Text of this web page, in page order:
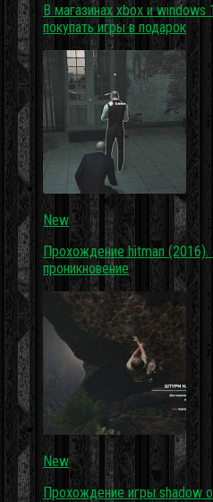
В магазинах xbox и
покупать игры в подарок
New
Прохождение hitman (2016).
проникновение
New
Прохождение игры shadow